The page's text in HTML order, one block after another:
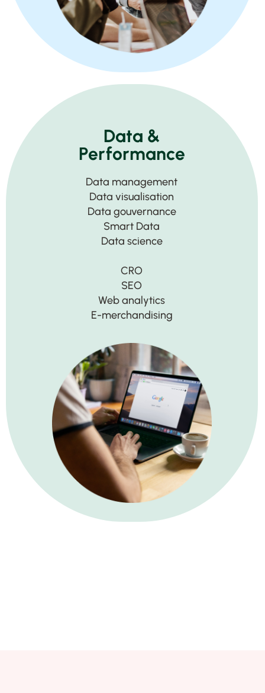
Data &
Performance
Data management
Data visualisation
Data gouvernance
Smart Data
Data science
CRO
SEO
Web analytics
E-merchandising